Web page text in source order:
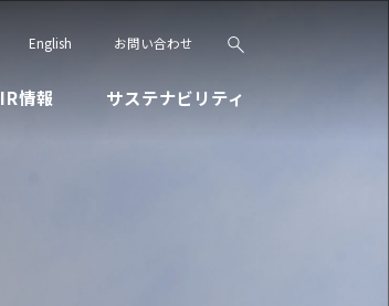
English お問い合わせ
IR情報 サステナビリティ